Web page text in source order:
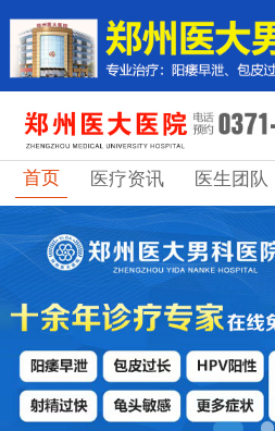
首页 医疗资讯 医生团队